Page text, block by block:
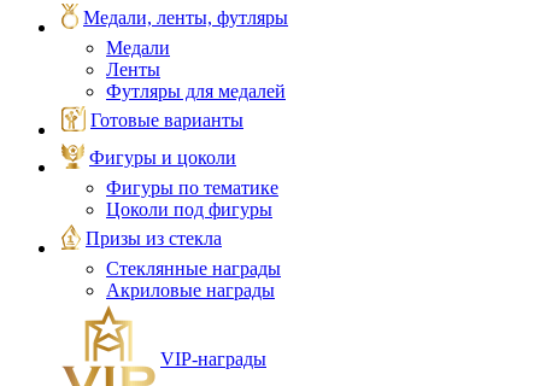
Медали, ленты, футляры
Медали
Ленты
Футляры для медалей
Готовые варианты
Фигуры и цоколи
Фигуры по тематике
Цоколи под фигуры
Призы из стекла
Стеклянные награды
Акриловые награды
VIP‑награды